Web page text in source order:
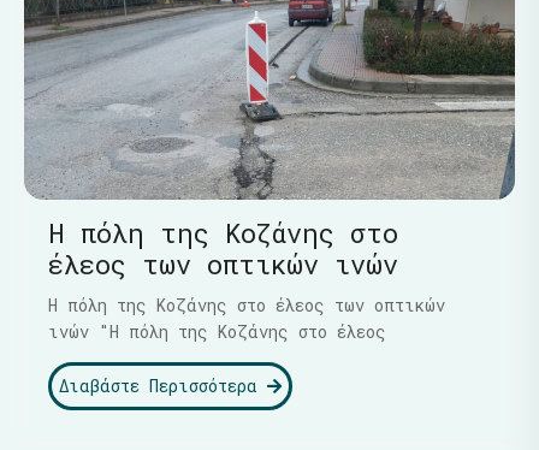
Η πόλη της Κοζάνης στο
έλεος των οπτικών ινών
Η πόλη της Κοζάνης στο έλεος των οπτικών
ινών "Η πόλη της Κοζάνης στο έλεος
Διαβάστε Περισσότερα